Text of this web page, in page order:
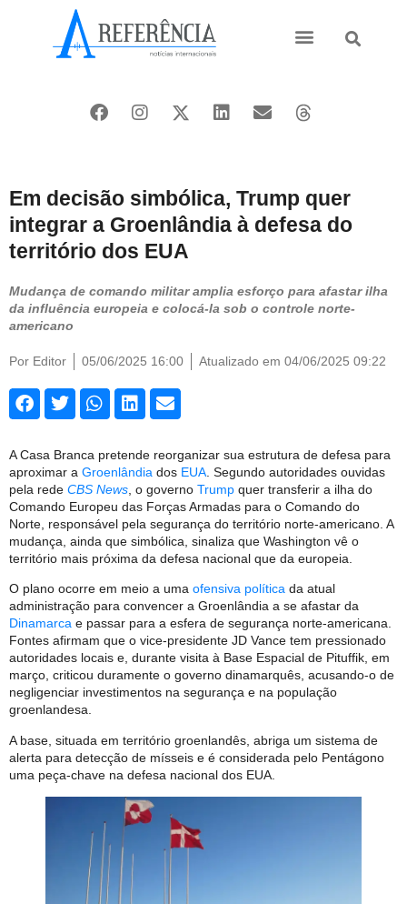
Em decisão simbólica, Trump quer
integrar a Groenlândia à defesa do
território dos EUA
Mudança de comando militar amplia esforço para afastar ilha
da influência europeia e colocá-la sob o controle norte-
americano
Por Editor 05/06/2025 16:00 Atualizado em 04/06/2025 09:22
A Casa Branca pretende reorganizar sua estrutura de defesa para
aproximar a Groenlândia dos EUA . Segundo autoridades ouvidas
pela rede CBS News , o governo Trump quer transferir a ilha do
Comando Europeu das Forças Armadas para o Comando do
Norte, responsável pela segurança do território norte-americano. A
mudança, ainda que simbólica, sinaliza que Washington vê o
território mais próxima da defesa nacional que da europeia.
O plano ocorre em meio a uma ofensiva política da atual
administração para convencer a Groenlândia a se afastar da
Dinamarca e passar para a esfera de segurança norte-americana.
Fontes afirmam que o vice-presidente JD Vance tem pressionado
autoridades locais e, durante visita à Base Espacial de Pituffik, em
março, criticou duramente o governo dinamarquês, acusando-o de
negligenciar investimentos na segurança e na população
groenlandesa.
A base, situada em território groenlandês, abriga um sistema de
alerta para detecção de mísseis e é considerada pelo Pentágono
uma peça-chave na defesa nacional dos EUA.